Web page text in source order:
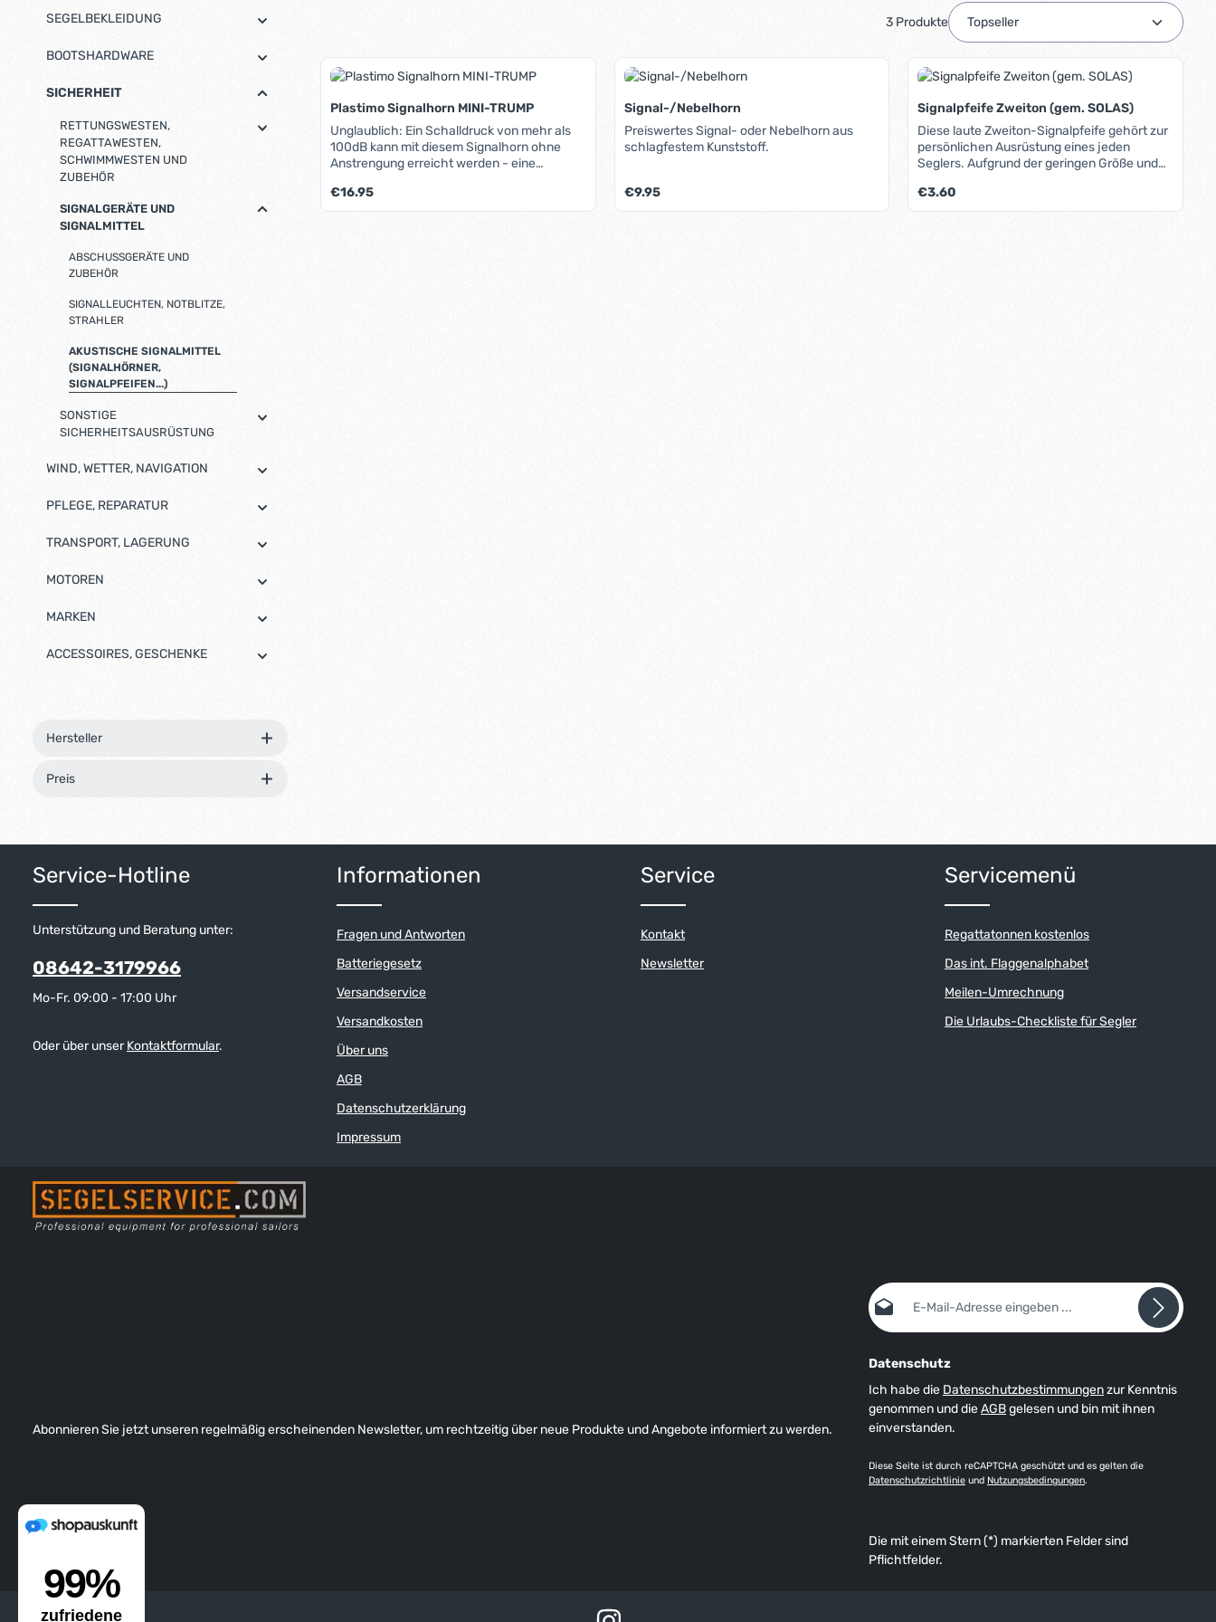
SEGELBEKLEIDUNG
BOOTSHARDWARE
SICHERHEIT
RETTUNGSWESTEN,
REGATTAWESTEN,
SCHWIMMWESTEN UND
ZUBEHÖR
SIGNALGERÄTE UND
SIGNALMITTEL
ABSCHUSSGERÄTE UND
ZUBEHÖR
SIGNALLEUCHTEN, NOTBLITZE,
STRAHLER
AKUSTISCHE SIGNALMITTEL
(SIGNALHÖRNER,
SIGNALPFEIFEN...)
SONSTIGE
SICHERHEITSAUSRÜSTUNG
WIND, WETTER, NAVIGATION
PFLEGE, REPARATUR
TRANSPORT, LAGERUNG
MOTOREN
MARKEN
ACCESSOIRES, GESCHENKE
Hersteller
Preis
3 Produkte
Plastimo Signalhorn MINI-TRUMP
Unglaublich: Ein Schalldruck von mehr als
100dB kann mit diesem Signalhorn ohne
Anstrengung erreicht werden - eine
Funktionsweise ist dabei sehr simpel und
robust: Eine Plastikmembrane wird einfach
Regulärer Preis:
€16.95
Signal-/Nebelhorn
Preiswertes Signal- oder Nebelhorn aus
schlagfestem Kunststoff.
Regulärer Preis:
€9.95
Signalpfeife Zweiton (gem. SOLAS)
Diese laute Zweiton-Signalpfeife gehört zur
persönlichen Ausrüstung eines jeden
Seglers. Aufgrund der geringen Größe und
sich an jeder Schwimmweste, Trapezhose
oder Jacke befestigen. Zusätzliche Öse für
Regulärer Preis:
€3.60
Service-Hotline
Unterstützung und Beratung unter:
08642-3179966
Mo-Fr. 09:00 - 17:00 Uhr
Oder über unserKontaktformular.
Informationen
Fragen und Antworten
Batteriegesetz
Versandservice
Versandkosten
Über uns
AGB
Datenschutzerklärung
Impressum
Service
Kontakt
Newsletter
Servicemenü
Regattatonnen kostenlos
Das int. Flaggenalphabet
Meilen-Umrechnung
Die Urlaubs-Checkliste für Segler
Abonnieren Sie jetzt unseren regelmäßig erscheinenden Newsletter, um rechtzeitig über neue Produkte und Angebote informiert zu werden.
E-Mail-Adresse*
Datenschutz
Ich habe die Datenschutzbestimmungenzur Kenntnis
genommen und dieAGBgelesen und bin mit ihnen
einverstanden.
Diese Seite ist durch reCAPTCHA geschützt und es gelten die
Datenschutzrichtlinie und Nutzungsbedingungen.
Die mit einem Stern (*) markierten Felder sind
Pflichtfelder.